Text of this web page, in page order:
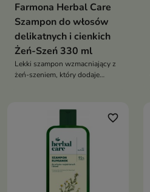
Farmona Herbal Care
Szampon do włosów
delikatnych i cienkich
Żeń-Szeń 330 ml
Lekki szampon wzmacniający z
żeń-szeniem, który dodaje
bez obciążania
favorite_border